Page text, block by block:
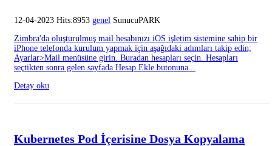
12-04-2023 Hits:8953 genel SunucuPARK
Zimbra'da oluşturulmuş mail hesabınızı iOS işletim sistemine sahip bir
iPhone telefonda kurulum yapmak için aşağıdaki adımları takip edin;
Ayarlar>Mail menüsüne girin. Buradan hesapları seçin. Hesapları
seçtikten sonra gelen sayfada Hesap Ekle butonuna...
Detay oku
Kubernetes Pod İçerisine Dosya Kopyalama